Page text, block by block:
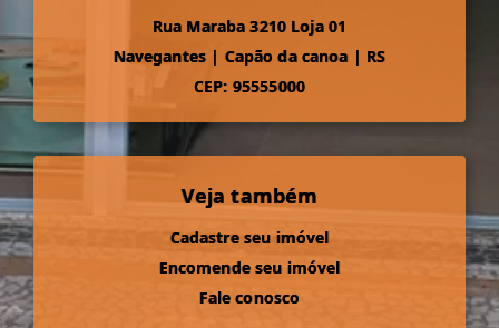
Rua Maraba 3210 Loja 01
Navegantes | Capão da canoa | RS
CEP: 95555000
Veja também
Cadastre seu imóvel
Encomende seu imóvel
Fale conosco